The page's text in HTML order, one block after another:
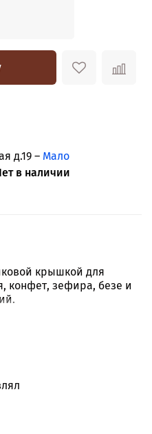
д.19 – Мало
в наличии
крышкой для
конфет, зефира, безе и
ширина 10,5 см, высота
и других
готова!